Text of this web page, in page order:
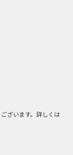
ざいます。詳しくは